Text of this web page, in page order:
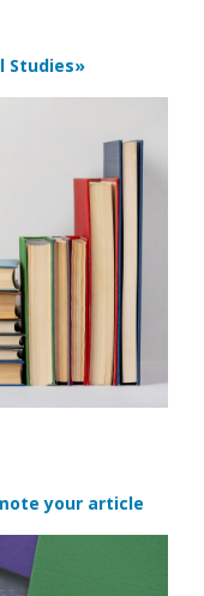
Studies»
your article